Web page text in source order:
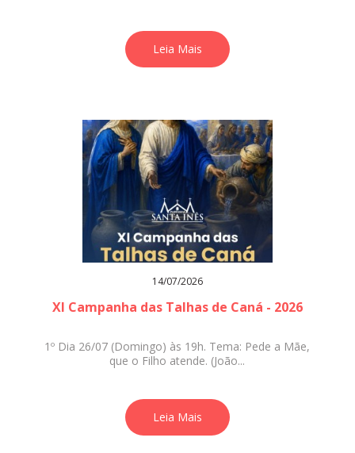
Leia Mais
14/07/2026
XI Campanha das Talhas de Caná - 2026
1º Dia 26/07 (Domingo) às 19h. Tema: Pede a Mãe,
que o Filho atende. (João...
Leia Mais